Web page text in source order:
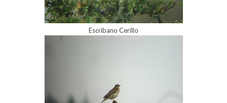
Escribano Cerillo